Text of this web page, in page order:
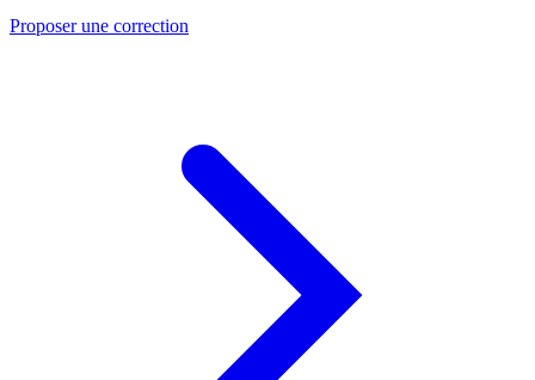
Proposer une correction